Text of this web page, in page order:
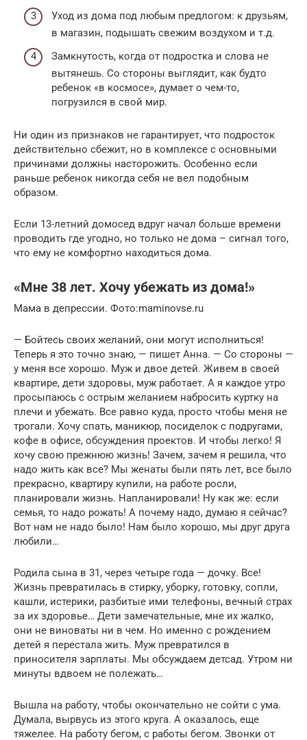
Уход из дома под любым предлогом: к друзьям,
в магазин, подышать свежим воздухом и т.д.
Замкнутость, когда от подростка и слова не
вытянешь. Со стороны выглядит, как будто
ребенок «в космосе», думает о чем-то,
погрузился в свой мир.
Ни один из признаков не гарантирует, что подросток
действительно сбежит, но в комплексе с основными
причинами должны насторожить. Особенно если
раньше ребенок никогда себя не вел подобным
образом.
Если 13-летний домосед вдруг начал больше времени
проводить где угодно, но только не дома – сигнал того,
что ему не комфортно находиться дома.
«Мне 38 лет. Хочу убежать из дома!»
Мама в депрессии. Фото:maminovse.ru
— Бойтесь своих желаний, они могут исполниться!
Теперь я это точно знаю, — пишет Анна. — Со стороны —
у меня все хорошо. Муж и двое детей. Живем в своей
квартире, дети здоровы, муж работает. А я каждое утро
просыпаюсь с острым желанием набросить куртку на
плечи и убежать. Все равно куда, просто чтобы меня не
трогали. Хочу спать, маникюр, посиделок с подругами,
кофе в офисе, обсуждения проектов. И чтобы легко! Я
хочу свою прежнюю жизнь! Зачем, зачем я решила, что
надо жить как все? Мы женаты были пять лет, все было
прекрасно, квартиру купили, на работе росли,
планировали жизнь. Напланировали! Ну как же: если
семья, то надо рожать! А почему надо, думаю я сейчас?
Вот нам не надо было! Нам было хорошо, мы друг друга
любили…
Родила сына в 31, через четыре года — дочку. Все!
Жизнь превратилась в стирку, уборку, готовку, сопли,
кашли, истерики, разбитые ими телефоны, вечный страх
за их здоровье… Дети замечательные, мне их жалко,
они не виноваты ни в чем. Но именно с рождением
детей я перестала жить. Муж превратился в
приносителя зарплаты. Мы обсуждаем детсад. Утром ни
минуты вдвоем не полежать…
Вышла на работу, чтобы окончательно не сойти с ума.
Думала, вырвусь из этого круга. А оказалось, еще
тяжелее. На работу бегом, с работы бегом. Звонки от